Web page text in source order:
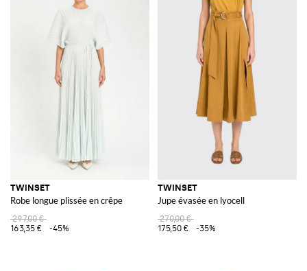
TWINSET
Robe longue plissée en crêpe
297,00 €
163,35 €
-45%
TWINSET
Jupe évasée en lyocell
270,00 €
175,50 €
-35%